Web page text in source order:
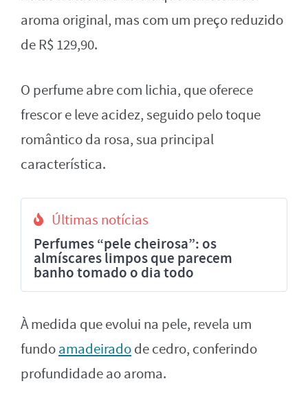
aroma original, mas com um preço reduzido
de R$ 129,90.
O perfume abre com lichia, que oferece
frescor e leve acidez, seguido pelo toque
romântico da rosa, sua principal
característica.
Últimas notícias
Perfumes “pele cheirosa”: os
almíscares limpos que parecem
banho tomado o dia todo
À medida que evolui na pele, revela um
fundoamadeiradode cedro, conferindo
profundidade ao aroma.